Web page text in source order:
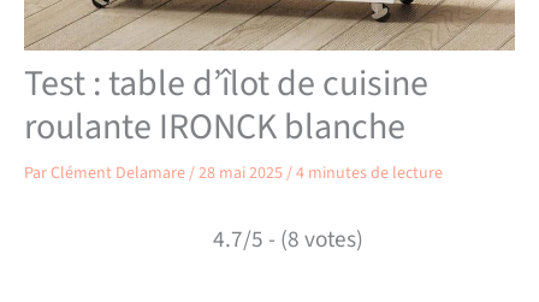
Test : table d’îlot de cuisine
roulante IRONCK blanche
ParClément Delamare/28 mai 2025/4 minutes de lecture
4.7/5 - (8 votes)